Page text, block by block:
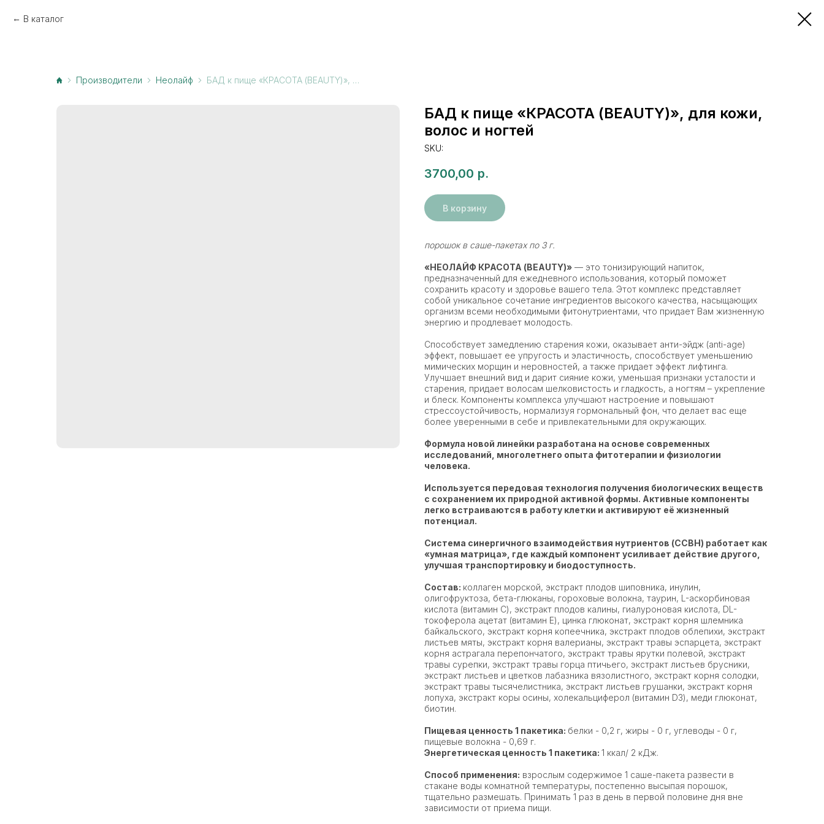
В каталог
Производители Неолайф БАД к пище «КРАСОТА (BEAUTY)», для кожи, волос и ногтей
БАД к пище «КРАСОТА (BEAUTY)», для кожи,
волос и ногтей
SKU:
3700,00 р.
В корзину
порошок в саше-пакетах по 3 г.
«НЕОЛАЙФ КРАСОТА (BEAUTY)» — это тонизирующий напиток,
предназначенный для ежедневного использования, который поможет
сохранить красоту и здоровье вашего тела. Этот комплекс представляет
собой уникальное сочетание ингредиентов высокого качества, насыщающих
организм всеми необходимыми фитонутриентами, что придает Вам жизненную
энергию и продлевает молодость.
Способствует замедлению старения кожи, оказывает анти-эйдж (anti-age)
эффект, повышает ее упругость и эластичность, способствует уменьшению
мимических морщин и неровностей, а также придает эффект лифтинга.
Улучшает внешний вид и дарит сияние кожи, уменьшая признаки усталости и
старения, придает волосам шелковистость и гладкость, а ногтям – укрепление
и блеск. Компоненты комплекса улучшают настроение и повышают
стрессоустойчивость, нормализуя гормональный фон, что делает вас еще
более уверенными в себе и привлекательными для окружающих.
Формула новой линейки разработана на основе современных
исследований, многолетнего опыта фитотерапии и физиологии
человека.
Используется передовая технология получения биологических веществ
с сохранением их природной активной формы. Активные компоненты
легко встраиваются в работу клетки и активируют её жизненный
потенциал.
Система синергичного взаимодействия нутриентов (ССВН) работает как
«умная матрица», где каждый компонент усиливает действие другого,
улучшая транспортировку и биодоступность.
Состав: коллаген морской, экстракт плодов шиповника, инулин,
олигофруктоза, бета-глюканы, гороховые волокна, таурин, L-аскорбиновая
кислота (витамин С), экстракт плодов калины, гиалуроновая кислота, DL-
токоферола ацетат (витамин Е), цинка глюконат, экстракт корня шлемника
байкальского, экстракт корня копеечника, экстракт плодов облепихи, экстракт
листьев мяты, экстракт корня валерианы, экстракт травы эспарцета, экстракт
корня астрагала перепончатого, экстракт травы ярутки полевой, экстракт
травы сурепки, экстракт травы горца птичьего, экстракт листьев брусники,
экстракт листьев и цветков лабазника вязолистного, экстракт корня солодки,
экстракт травы тысячелистника, экстракт листьев грушанки, экстракт корня
лопуха, экстракт коры осины, холекальциферол (витамин D3), меди глюконат,
биотин.
Пищевая ценность 1 пакетика: белки - 0,2 г, жиры - 0 г, углеводы - 0 г,
пищевые волокна - 0,69 г.
Энергетическая ценность 1 пакетика: 1 ккал/ 2 кДж.
Способ применения: взрослым содержимое 1 саше-пакета развести в
стакане воды комнатной температуры, постепенно высыпая порошок,
тщательно размешать. Принимать 1 раз в день в первой половине дня вне
зависимости от приема пищи.